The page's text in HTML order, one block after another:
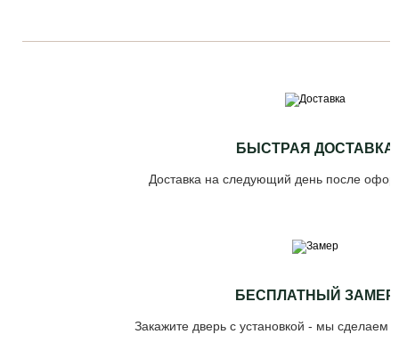
БЫСТРАЯ ДОСТАВКА
Доставка на следующий день после
БЕСПЛАТНЫЙ ЗАМЕР
Закажите дверь с установкой - мы сделаем